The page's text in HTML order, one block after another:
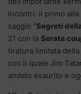
incontri: il primo
saggio “Segreti
21 con la Serata
tiratura limitata
con il quale Jim
andato esaurito e